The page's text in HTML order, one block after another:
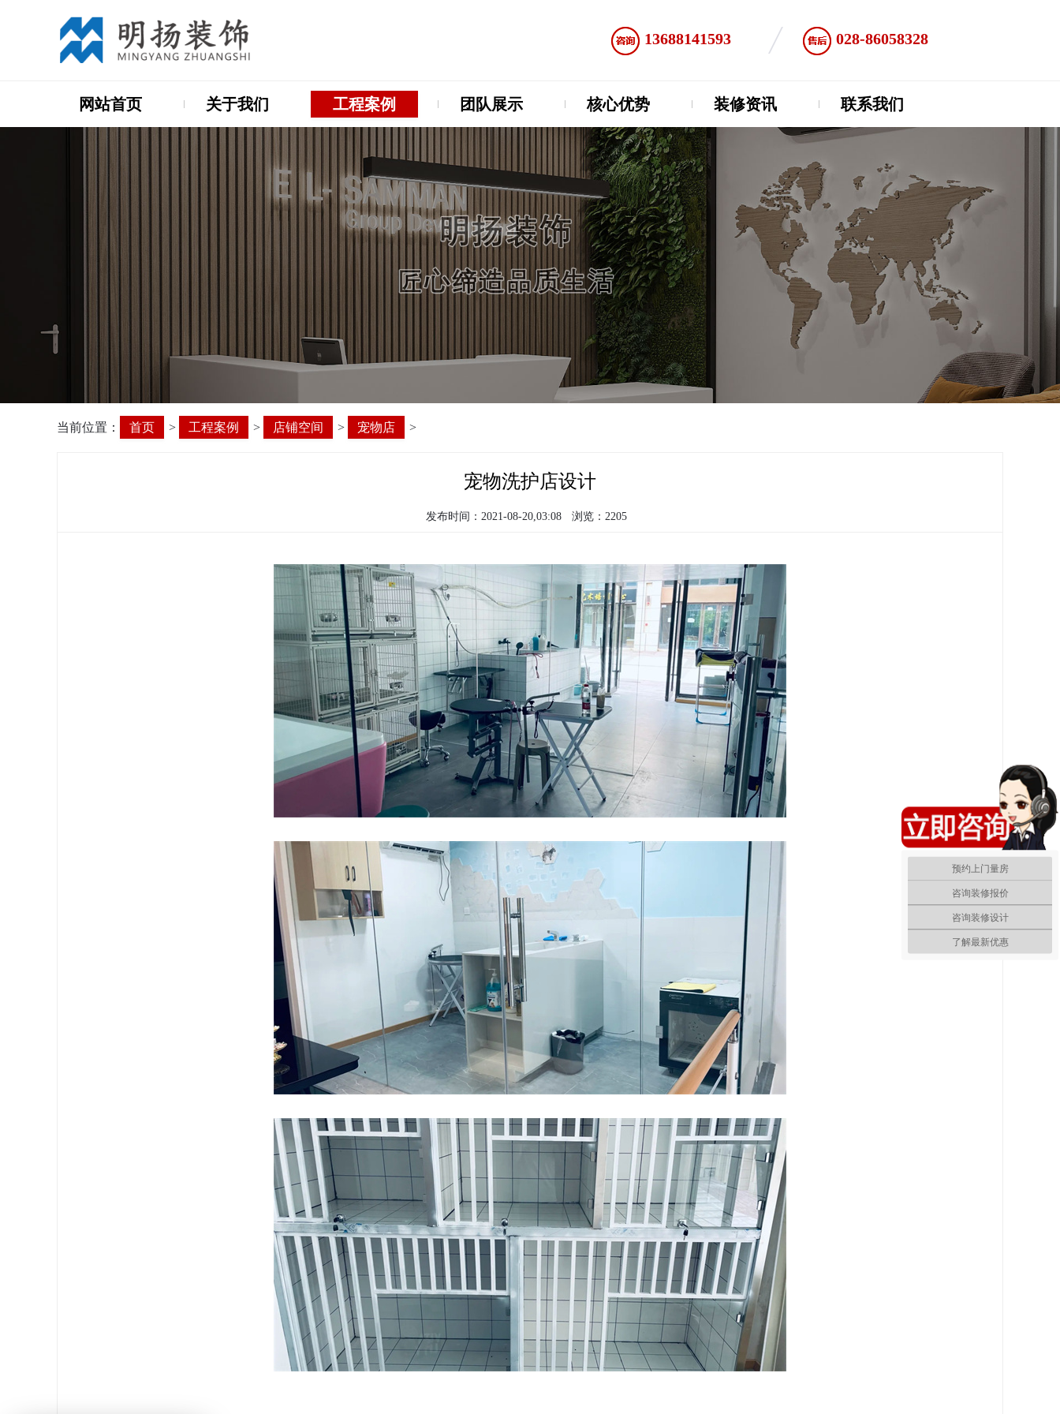
13688141593 028-86058328
网站首页 关于我们 工程案例 团队展示 核心优势 装修资讯 联系我们
当前位置： 首页 > 工程案例 > 店铺空间 > 宠物店 >
宠物洗护店设计
发布时间：2021-08-20,03:08 浏览：2205
预约上门量房
咨询装修报价
咨询装修设计
了解最新优惠